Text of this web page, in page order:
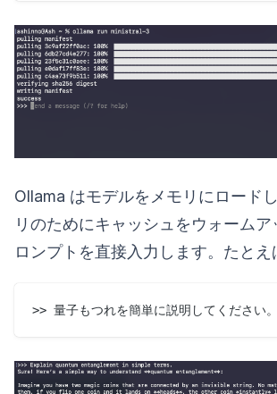
Ollama はモデルをメモリにロード
リのためにキャッシュをウォーム
ロンプトを直接入力します。たとえ